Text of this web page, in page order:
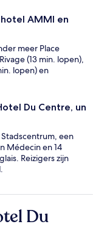
AMMI en
meer Place
(13 min. lopen),
lopen) en
Du Centre, un
een
Médecin en 14
Reizigers zijn
Du